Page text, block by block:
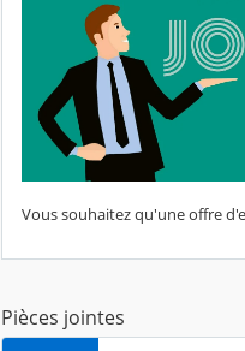
Vous souhaitez qu'une offre
Pièces jointes